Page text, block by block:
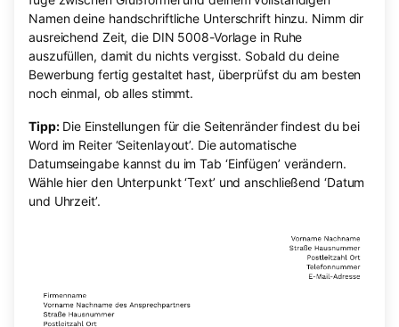
Namen deine handschriftliche Unterschrift hinzu. Nimm dir
ausreichend Zeit, die DIN 5008-Vorlage in Ruhe
auszufüllen, damit du nichts vergisst. Sobald du deine
Bewerbung fertig gestaltet hast, überprüfst du am besten
noch einmal, ob alles stimmt.
Tipp:Die Einstellungen für die Seitenränder findest du bei
Word im Reiter ‘Seitenlayout’. Die automatische
Datumseingabe kannst du im Tab ‘Einfügen’ verändern.
Wähle hier den Unterpunkt ‘Text’ und anschließend ‘Datum
und Uhrzeit’.